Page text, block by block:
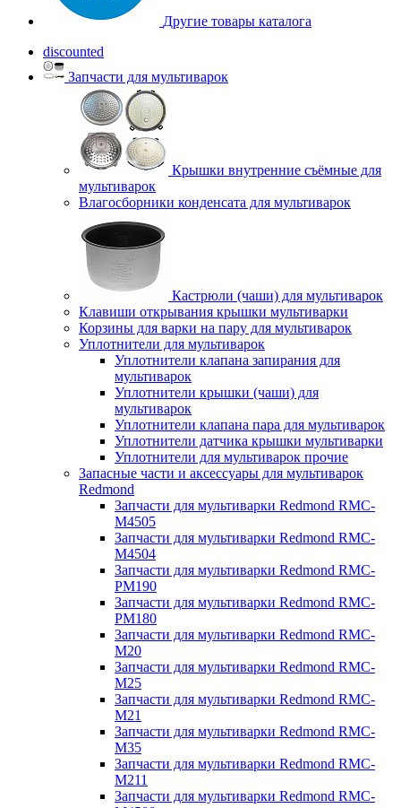
Другие товары каталога
discounted
Запчасти для мультиварок
Крышки внутренние съёмные для
мультиварок
Влагосборники конденсата для мультиварок
Кастрюли (чаши) для мультиварок
Клавиши открывания крышки мультиварки
Корзины для варки на пару для мультиварок
Уплотнители для мультиварок
Уплотнители клапана запирания для
мультиварок
Уплотнители крышки (чаши) для
мультиварок
Уплотнители клапана пара для мультиварок
Уплотнители датчика крышки мультиварки
Уплотнители для мультиварок прочие
Запасные части и аксессуары для мультиварок
Redmond
Запчасти для мультиварки Redmond RMC-
M4505
Запчасти для мультиварки Redmond RMC-
M4504
Запчасти для мультиварки Redmond RMC-
PM190
Запчасти для мультиварки Redmond RMC-
PM180
Запчасти для мультиварки Redmond RMC-
M20
Запчасти для мультиварки Redmond RMC-
M25
Запчасти для мультиварки Redmond RMC-
M21
Запчасти для мультиварки Redmond RMC-
M35
Запчасти для мультиварки Redmond RMC-
M211
Запчасти для мультиварки Redmond RMC-